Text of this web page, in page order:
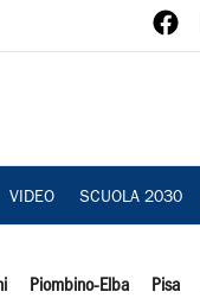
VIDEO SCUOLA 2030
Piombino-Elba Pisa